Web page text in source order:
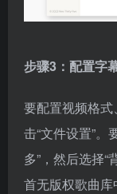
步骤3：配置字
要配置视频格
击“文件设置”。
多”，然后选择
首无版权歌曲